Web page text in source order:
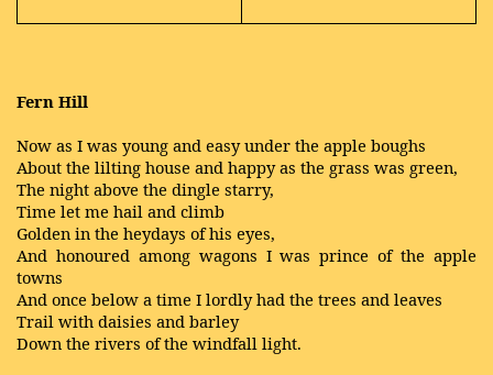
Fern Hill
Now as I was young and easy under the apple boughs
About the lilting house and happy as the grass was green,
The night above the dingle starry,
Time let me hail and climb
Golden in the heydays of his eyes,
And honoured among wagons I was prince of the apple
towns
And once below a time I lordly had the trees and leaves
Trail with daisies and barley
Down the rivers of the windfall light.